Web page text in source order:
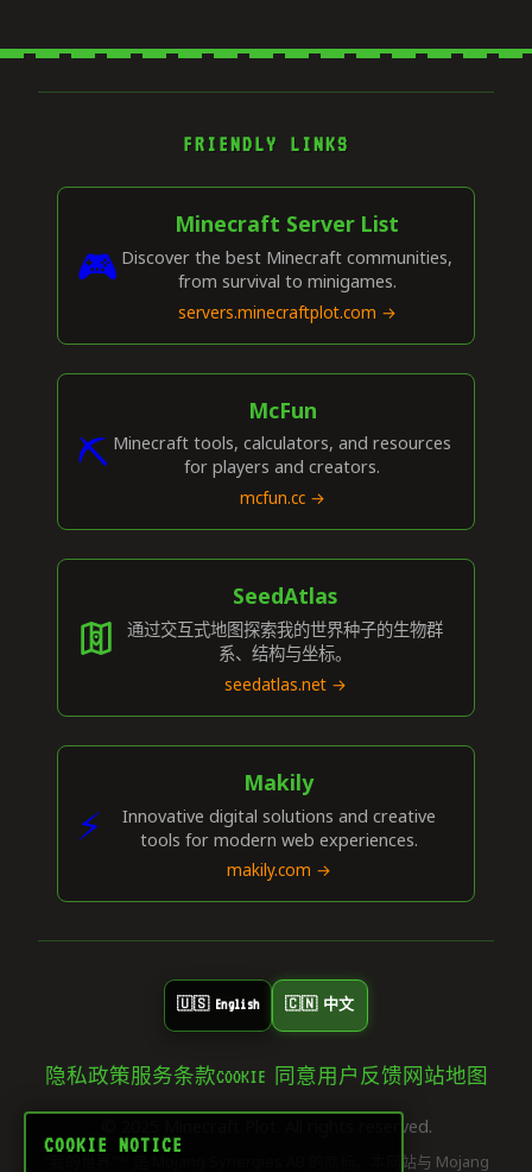
FRIENDLY LINKS
🎮
Minecraft Server List
Discover the best Minecraft communities,
from survival to minigames.
servers.minecraftplot.com →
⛏️
McFun
Minecraft tools, calculators, and resources
for players and creators.
mcfun.cc →
SeedAtlas
通过交互式地图探索我的世界种子的生物群
系、结构与坐标。
seedatlas.net →
⚡
Makily
Innovative digital solutions and creative
tools for modern web experiences.
makily.com →
🇺🇸 English 🇨🇳 中文
隐私政策服务条款COOKIE 同意用户反馈 网站地图
© 2025 Minecraft Plot. All rights reserved.
"我的世界"™ 是 Mojang Synergies AB 的商标。本网站与 Mojang
COOKIE NOTICE